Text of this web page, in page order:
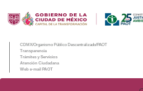
CDMX/Organismo Público Descentralizado/PAOT
Transparencia
Trámites y Servicios
Atención Ciudadana
Web e-mail PAOT